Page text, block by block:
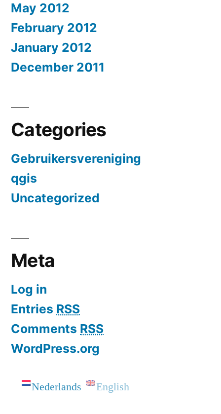
May 2012
February 2012
January 2012
December 2011
Categories
Gebruikersvereniging
qgis
Uncategorized
Meta
Log in
Entries RSS
Comments RSS
WordPress.org
Nederlands English